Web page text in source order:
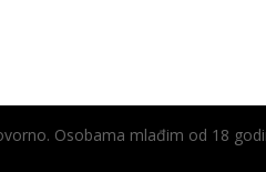
Osobama mlađim od 18